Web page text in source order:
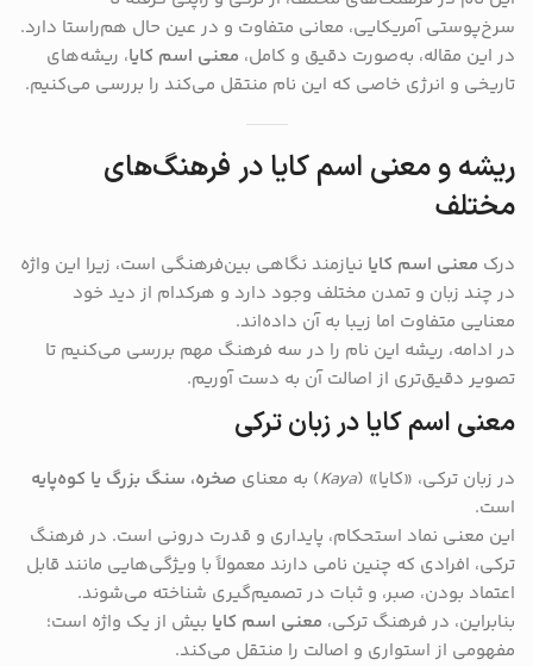
سرخ‌پوستی آمریکایی، معانی متفاوت و در عین حال هم‌راستا دارد.
در این مقاله، به‌صورت دقیق و کامل، معنی اسم کایا، ریشه‌های
تاریخی و انرژی خاصی که این نام منتقل می‌کند را بررسی می‌کنیم.
ریشه و معنی اسم کایا در فرهنگ‌های
مختلف
درک معنی اسم کایا نیازمند نگاهی بین‌فرهنگی است، زیرا این واژه
در چند زبان و تمدن مختلف وجود دارد و هرکدام از دید خود
معنایی متفاوت اما زیبا به آن داده‌اند.
در ادامه، ریشه این نام را در سه فرهنگ مهم بررسی می‌کنیم تا
تصویر دقیق‌تری از اصالت آن به دست آوریم.
معنی اسم کایا در زبان ترکی
در زبان ترکی، «کایا» (Kaya) به معنای صخره، سنگ بزرگ یا کوه‌پایه
است.
این معنی نماد استحکام، پایداری و قدرت درونی است. در فرهنگ
ترکی، افرادی که چنین نامی دارند معمولاً با ویژگی‌هایی مانند قابل
اعتماد بودن، صبر، و ثبات در تصمیم‌گیری شناخته می‌شوند.
بنابراین، در فرهنگ ترکی، معنی اسم کایا بیش از یک واژه است؛
مفهومی از استواری و اصالت را منتقل می‌کند.